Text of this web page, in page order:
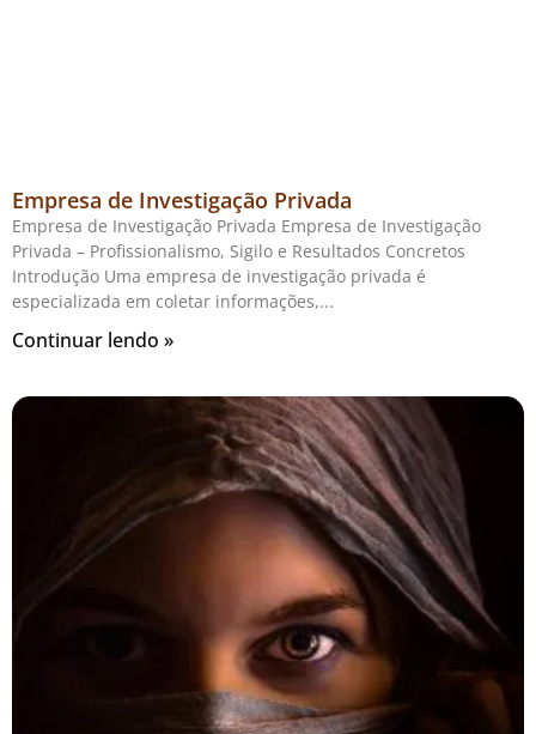
Empresa de Investigação Privada
Empresa de Investigação Privada Empresa de Investigação
Privada – Profissionalismo, Sigilo e Resultados Concretos
Introdução Uma empresa de investigação privada é
especializada em coletar informações,
Continuar lendo »